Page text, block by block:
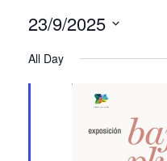
Select
All Day